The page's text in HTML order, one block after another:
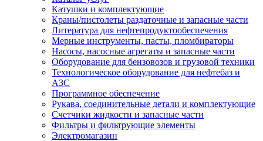
Катушки и комплектующие
Краны/пистолеты раздаточные и запасные части
Литература для нефтепродуктообеспечения
Мерные инструменты, пасты, пломбираторы
Насосы, насосные агрегаты и запасные части
Оборудование для бензовозов и грузовой техники
Технологическое оборудование для нефтебаз и
АЗС
Программное обеспечение
Рукава, соединительные детали и комплектующие
Счетчики жидкости и запасные части
Фильтры и фильтрующие элементы
Электромагазин